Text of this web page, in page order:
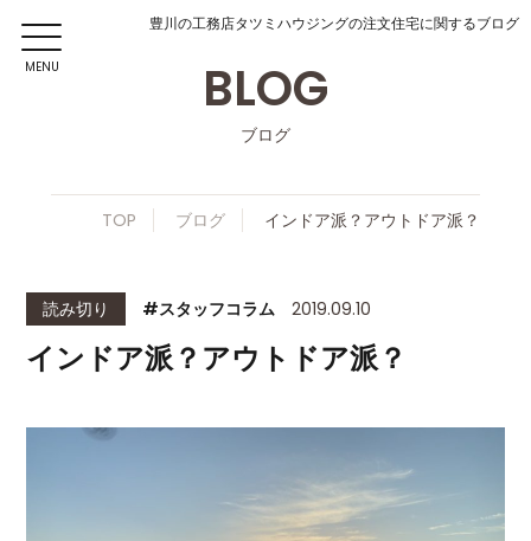
MENU
豊川の工務店タツミハウジングの注文住宅に関するブログ
BLOG
ブログ
TOP ブログ インドア派？アウトドア派？
インドア派？アウトドア派？
読み切り #スタッフコラム 2019.09.10